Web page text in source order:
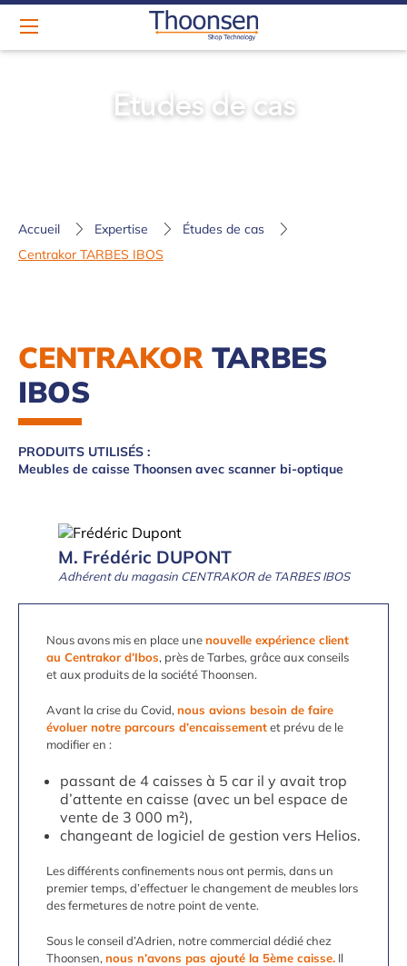
Etudes de cas
Accueil Expertise
Études de cas
Centrakor TARBES IBOS
CENTRAKOR TARBES
IBOS
PRODUITS UTILISÉS :
Meubles de caisse Thoonsen avec scanner bi-optique
M. Frédéric DUPONT
Adhérent du magasin CENTRAKOR de TARBES IBOS
Nous avons mis en place unenouvelle expérience client
au Centrakor d’Ibos, près de Tarbes, grâce aux conseils
et aux produits de la société Thoonsen.
Avant la crise du Covid, nous avions besoin de faire
évoluer notre parcours d’encaissementet prévu de le
modifier en :
passant de 4 caisses à 5 car il y avait trop
d’attente en caisse (avec un bel espace de
vente de 3 000 m²),
changeant de logiciel de gestion vers Helios.
Les différents confinements nous ont permis, dans un
premier temps, d’effectuer le changement de meubles lors
des fermetures de notre point de vente.
Sous le conseil d’Adrien, notre commercial dédié chez
Thoonsen, nous n’avons pas ajouté la 5ème caisse. Il